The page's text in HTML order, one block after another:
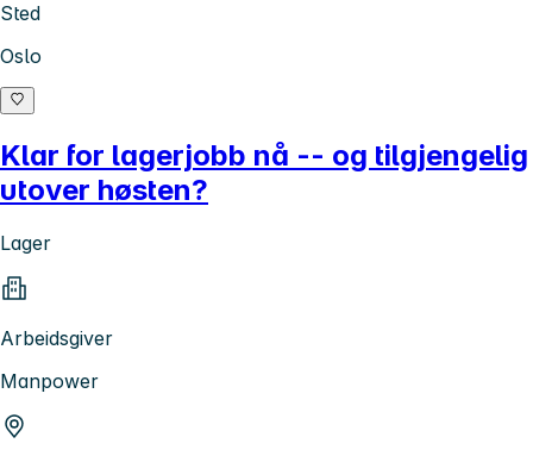
Sted
Oslo
Klar for lagerjobb nå -- og tilgjengelig
utover høsten?
Lager
Arbeidsgiver
Manpower